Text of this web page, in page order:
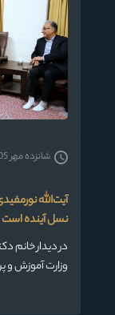
آیت‌الله
نسل آینده است
در دیدار خانم
وزارت آموزش و
نماینده
گرگان، بر
شانزده مهر 1405